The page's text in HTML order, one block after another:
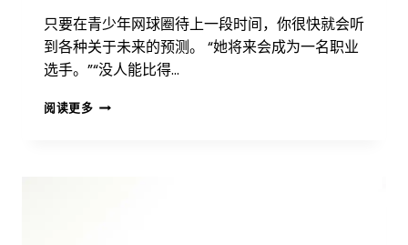
只要在青少年网球圈待上一段时间，你很快就会听
到各种关于未来的预测。 “她将来会成为一名职业
选手。”“没人能比得…
阅读更多 最